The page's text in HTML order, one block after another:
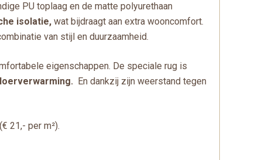
PU toplaag en de matte polyurethaan
isolatie, wat bijdraagt aan extra wooncomfort.
van stijl en duurzaamheid.
eigenschappen. De speciale rug is
En dankzij zijn weerstand tegen
21,- per m²).